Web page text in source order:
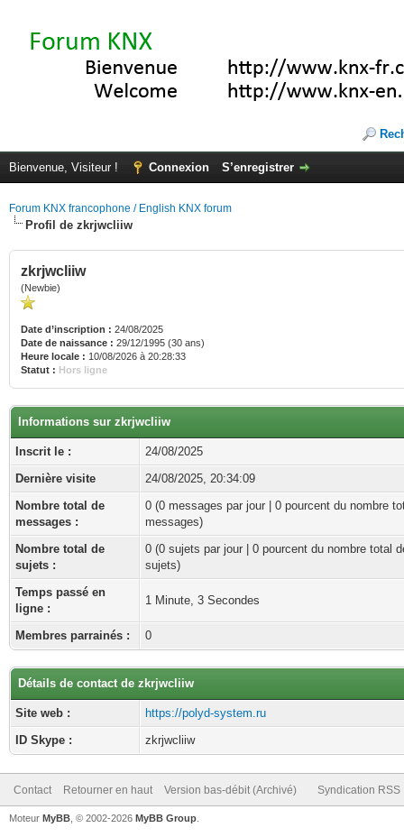
Bienvenue, Visiteur ! Connexion S’enregistrer
Forum KNX francophone / English KNX forum
Profil de zkrjwcliiw
zkrjwcliiw
(Newbie)
Date d’inscription : 24/08/2025
Date de naissance : 29/12/1995 (30 ans)
Heure locale : 10/08/2026 à 20:28:33
Statut : Hors ligne
Informations sur zkrjwcliiw
Inscrit le :
24/08/2025
Dernière visite
24/08/2025, 20:34:09
Nombre total de
messages :
0 (0 messages par jour | 0 pourcent du nombre
messages)
Nombre total de
sujets :
0 (0 sujets par jour | 0 pourcent du nombre total
sujets)
Temps passé en
ligne :
1 Minute, 3 Secondes
Membres parrainés : 0
Détails de contact de zkrjwcliiw
Site web :
https://polyd-system.ru
ID Skype :
zkrjwcliiw
Contact Retourner en haut Version bas-débit (Archivé) Syndication RSS
Moteur MyBB , © 2002-2026 MyBB Group